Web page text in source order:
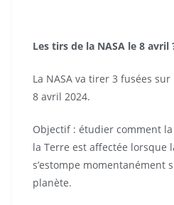
Les tirs de la NASA le 8 avril
La NASA va tirer 3 fusées sur
8 avril 2024.
Objectif : étudier comment
la Terre est affectée lorsque
s’estompe momentanément
planète.